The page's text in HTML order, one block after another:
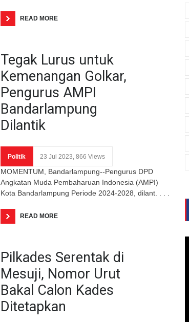
READ MORE
Tegak Lurus untuk
Kemenangan Golkar,
Pengurus AMPI
Bandarlampung
Dilantik
Politik 23 Jul 2023, 866 Views
MOMENTUM, Bandarlampung--Pengurus DPD
Angkatan Muda Pembaharuan Indonesia (AMPI)
Kota Bandarlampung Periode 2024-2028, dilant. . . .
READ MORE
Pilkades Serentak di
Mesuji, Nomor Urut
Bakal Calon Kades
Ditetapkan